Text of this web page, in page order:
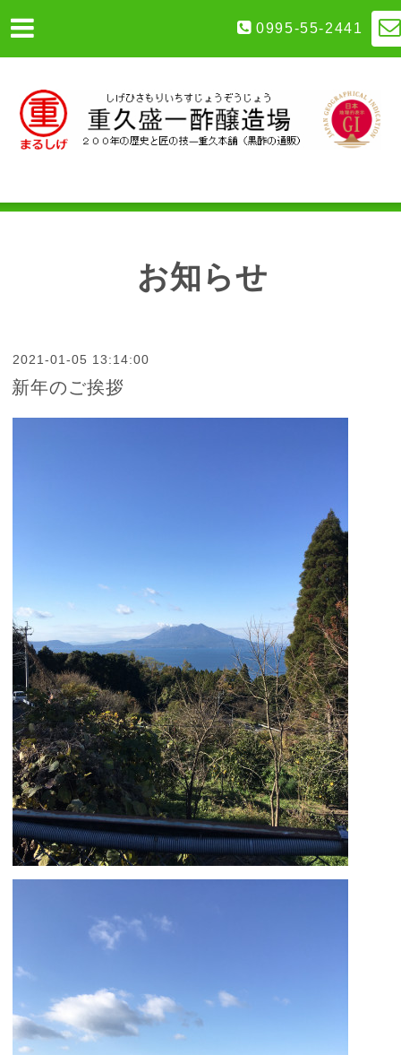
0995-55-2441
お知らせ
2021-01-05 13:14:00
新年のご挨拶